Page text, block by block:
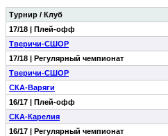
Турнир / Клуб
17/18 | Плей-офф
Тверичи-СШОР
17/18 | Регулярный чемпионат
Тверичи-СШОР
СКА-Варяги
16/17 | Плей-офф
СКА-Карелия
16/17 | Регулярный чемпионат